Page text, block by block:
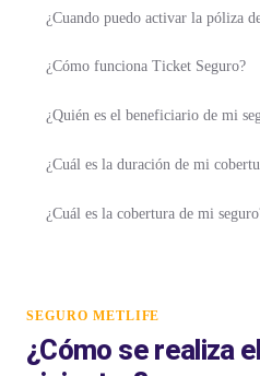
¿Cuando puedo activar la póliza
¿Cómo funciona Ticket Seguro?
¿Quién es el beneficiario de mi
¿Cuál es la duración de mi
¿Cuál es la cobertura de mi
SEGURO METLIFE
¿Cómo se realiza